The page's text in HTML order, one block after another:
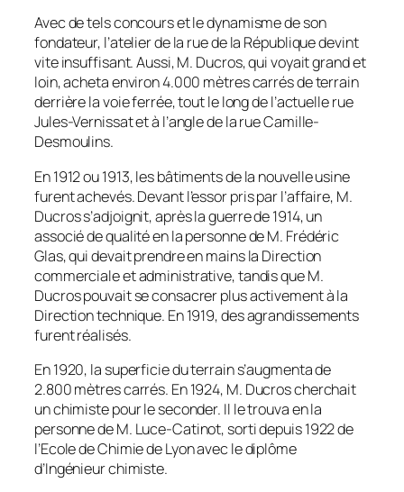
Avec de tels concours et le dynamisme de son
fondateur, l’atelier de la rue de la République devint
vite insuffisant. Aussi, M. Ducros, qui voyait grand et
loin, acheta environ 4.000 mètres carrés de terrain
derrière la voie ferrée, tout le long de l’actuelle rue
Jules-Vernissat et à l’angle de la rue Camille-
Desmoulins.
En 1912 ou 1913, les bâtiments de la nouvelle usine
furent achevés. Devant l’essor pris par l’affaire, M.
Ducros s’adjoignit, après la guerre de 1914, un
associé de qualité en la personne de M. Frédéric
Glas, qui devait prendre en mains la Direction
commerciale et administrative, tandis que M.
Ducros pouvait se consacrer plus activement à la
Direction technique. En 1919, des agrandissements
furent réalisés.
En 1920, la superficie du terrain s’augmenta de
2.800 mètres carrés. En 1924, M. Ducros cherchait
un chimiste pour le seconder. Il le trouva en la
personne de M. Luce-Catinot, sorti depuis 1922 de
l’Ecole de Chimie de Lyon avec le diplôme
d’Ingénieur chimiste.